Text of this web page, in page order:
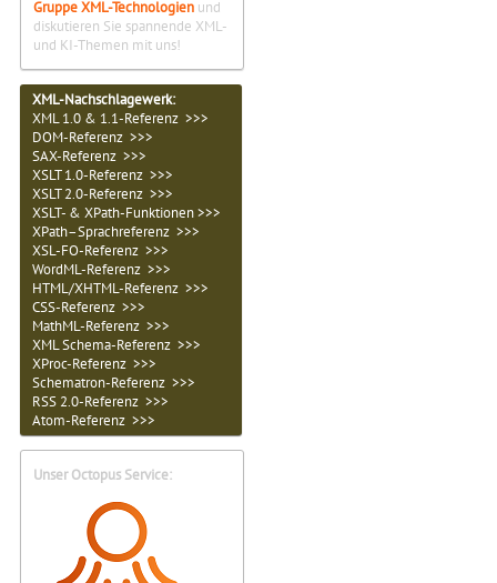
Gruppe XML-Technologien und
diskutieren Sie spannende XML-
und KI-Themen mit uns!
XML-Nachschlagewerk:
XML 1.0 & 1.1-Referenz >>>
DOM-Referenz >>>
SAX-Referenz >>>
XSLT 1.0-Referenz >>>
XSLT 2.0-Referenz >>>
XSLT- & XPath-Funktionen >>>
XPath–Sprachreferenz >>>
XSL-FO-Referenz >>>
WordML-Referenz >>>
HTML/XHTML-Referenz >>>
CSS-Referenz >>>
MathML-Referenz >>>
XML Schema-Referenz >>>
XProc-Referenz >>>
Schematron-Referenz >>>
RSS 2.0-Referenz >>>
Atom-Referenz >>>
Unser Octopus Service: